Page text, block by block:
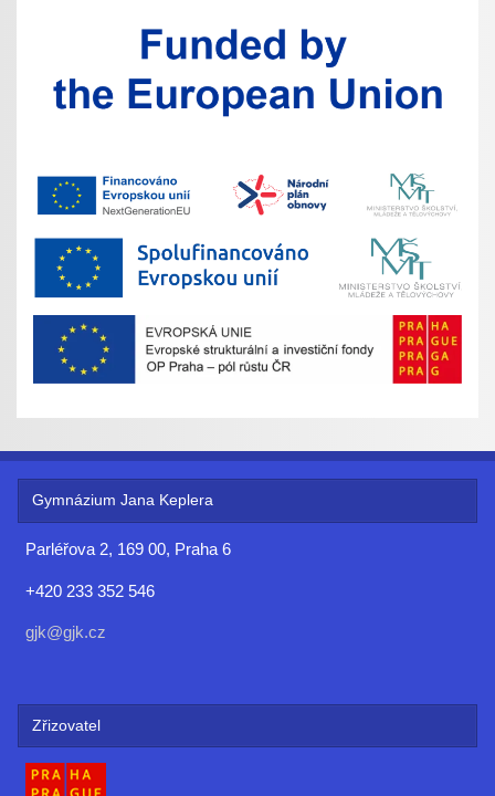
Gymnázium Jana Keplera
Parléřova 2, 169 00, Praha 6
+420 233 352 546
gjk@gjk.cz
Zřizovatel